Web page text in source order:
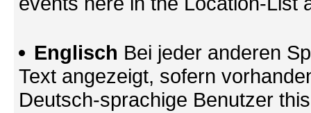
Englisch Bei jeder anderen
Text angezeigt, sofern
Deutsch-sprachige Benutzer